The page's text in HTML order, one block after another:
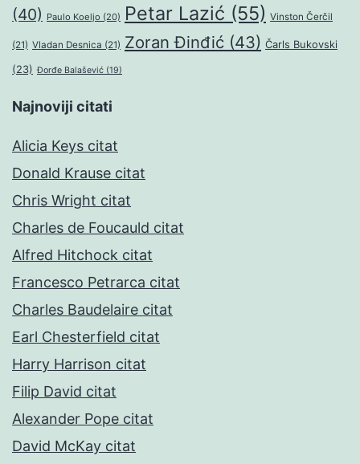
(40) Paulo Koeljo (20) Petar Lazić (55) Vinston Čerčil
(21) Vladan Desnica (21) Zoran Đinđić (43) Čarls Bukovski
(23) Đorđe Balašević (19)
Najnoviji citati
Alicia Keys citat
Donald Krause citat
Chris Wright citat
Charles de Foucauld citat
Alfred Hitchock citat
Francesco Petrarca citat
Charles Baudelaire citat
Earl Chesterfield citat
Harry Harrison citat
Filip David citat
Alexander Pope citat
David McKay citat